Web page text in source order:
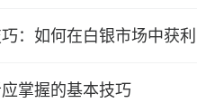
：如何在白银市场中获利
掌握的基本技巧